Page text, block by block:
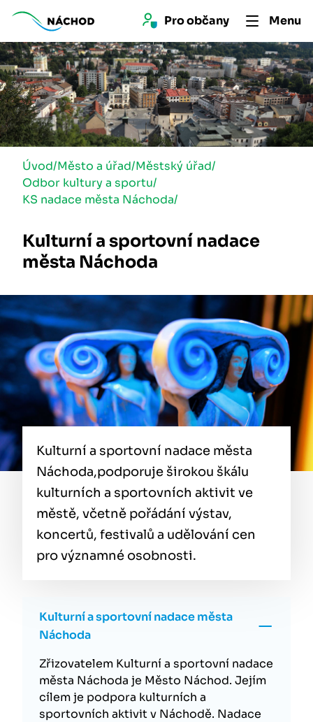
Pro občany Menu
Úvod/Město a úřad/Městský úřad/
Odbor kultury a sportu/
KS nadace města Náchoda/
Kulturní a sportovní nadace
města Náchoda
Kulturní a sportovní nadace města
Náchoda,podporuje širokou škálu
kulturních a sportovních aktivit ve
městě, včetně pořádání výstav,
koncertů, festivalů a udělování cen
pro významné osobnosti.
Kulturní a sportovní nadace města
Náchoda
Zřizovatelem Kulturní a sportovní nadace
města Náchoda je Město Náchod. Jejím
cílem je podpora kulturních a
sportovních aktivit v Náchodě. Nadace